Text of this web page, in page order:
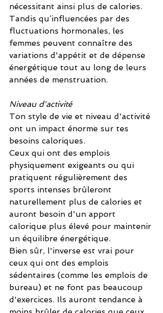
nécessitant ainsi plus de calories.
Tandis qu’influencées par des
fluctuations hormonales, les
femmes peuvent connaître des
variations d'appétit et de dépense
énergétique tout au long de leurs
années de menstruation.
Niveau d'activité
Ton style de vie et niveau d'activité
ont un impact énorme sur tes
besoins caloriques.
Ceux qui ont des emplois
physiquement exigeants ou qui
pratiquent régulièrement des
sports intenses brûleront
naturellement plus de calories et
auront besoin d'un apport
calorique plus élevé pour maintenir
un équilibre énergétique.
Bien sûr, l'inverse est vrai pour
ceux qui ont des emplois
sédentaires (comme les emplois de
bureau) et ne font pas beaucoup
d'exercices. Ils auront tendance à